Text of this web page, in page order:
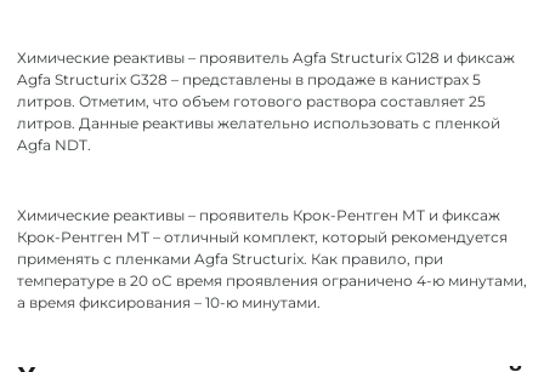
Химические реактивы – проявитель Agfa Structurix G128 и фиксаж
Agfa Structurix G328 – представлены в продаже в канистрах 5
литров. Отметим, что объем готового раствора составляет 25
литров. Данные реактивы желательно использовать с пленкой
Agfa NDT.
Химические реактивы – проявитель Крок-Рентген МТ и фиксаж
Крок-Рентген МТ – отличный комплект, который рекомендуется
применять с пленками Agfa Structurix. Как правило, при
температуре в 20 оС время проявления ограничено 4-ю минутами,
а время фиксирования – 10-ю минутами.